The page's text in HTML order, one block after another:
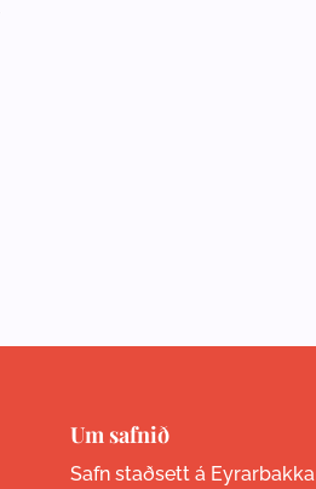
Um safnið
Safn staðsett á Eyrarbakka